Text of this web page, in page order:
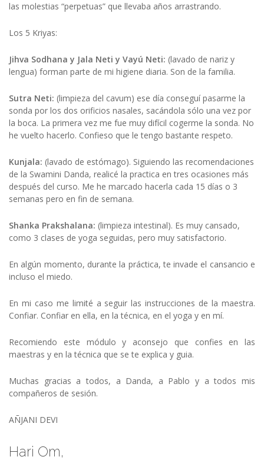
las molestias “perpetuas” que llevaba años arrastrando.
Los 5 Kriyas:
Jihva Sodhana y Jala Neti y Vayú Neti: (lavado de nariz y
lengua) forman parte de mi higiene diaria. Son de la familia.
Sutra Neti: (limpieza del cavum) ese día conseguí pasarme la
sonda por los dos orificios nasales, sacándola sólo una vez por
la boca. La primera vez me fue muy difícil cogerme la sonda. No
he vuelto hacerlo. Confieso que le tengo bastante respeto.
Kunjala: (lavado de estómago). Siguiendo las recomendaciones
de la Swamini Danda, realicé la practica en tres ocasiones más
después del curso. Me he marcado hacerla cada 15 días o 3
semanas pero en fin de semana.
Shanka Prakshalana: (limpieza intestinal). Es muy cansado,
como 3 clases de yoga seguidas, pero muy satisfactorio.
En algún momento, durante la práctica, te invade el cansancio e
incluso el miedo.
En mi caso me limité a seguir las instrucciones de la maestra.
Confiar. Confiar en ella, en la técnica, en el yoga y en mí.
Recomiendo este módulo y aconsejo que confies en las
maestras y en la técnica que se te explica y guia.
Muchas gracias a todos, a Danda, a Pablo y a todos mis
compañeros de sesión.
AÑJANI DEVI
Hari Om,